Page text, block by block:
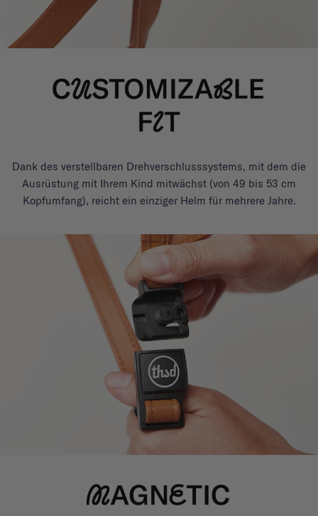
Dank des verstellbaren Drehverschlusssystems, mit dem die
Ausrüstung mit Ihrem Kind mitwächst (von 49 bis 53 cm
Kopfumfang), reicht ein einziger Helm für mehrere Jahre.